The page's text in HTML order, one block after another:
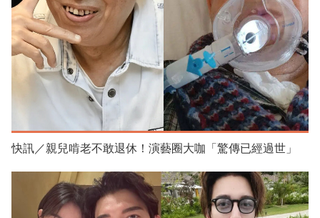
快訊／親兒啃老不敢退休！演藝圈大咖「驚傳已經過世」